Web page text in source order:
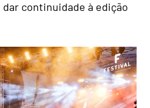
continuidade à edição